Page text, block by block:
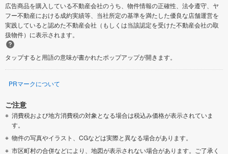
広告商品を購入している不動産会社のうち、物件情報の正確性、法令遵守、ヤ
フー不動産における成約実績等、当社所定の基準を満たした優良な店舗運営を
実践していると認めた不動産会社（もしくは当該認定を受けた不動産会社の取
扱物件）に表示されます。
タップすると用語の意味が書かれたポップアップが開きます。
PRマークについて
ご注意
消費税および地方消費税の対象となる場合は税込み価格が表示されていま
す。
物件の写真やイラスト、CGなどは実際と異なる場合があります。
市区町村の合併などにより、地図が表示されない場合があります。ご了承く